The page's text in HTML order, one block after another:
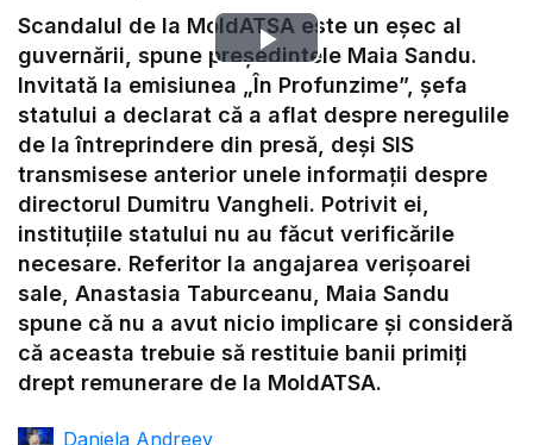
Play
Video
Scandalul de la MoldATSA este un eșec al
guvernării, spune președintele Maia Sandu.
Invitată la emisiunea „În Profunzime”, șefa
statului a declarat că a aflat despre neregulile
de la întreprindere din presă, deși SIS
transmisese anterior unele informații despre
directorul Dumitru Vangheli. Potrivit ei,
instituțiile statului nu au făcut verificările
necesare. Referitor la angajarea verișoarei
sale, Anastasia Taburceanu, Maia Sandu
spune că nu a avut nicio implicare și consideră
că aceasta trebuie să restituie banii primiți
drept remunerare de la MoldATSA.
Daniela Andreev